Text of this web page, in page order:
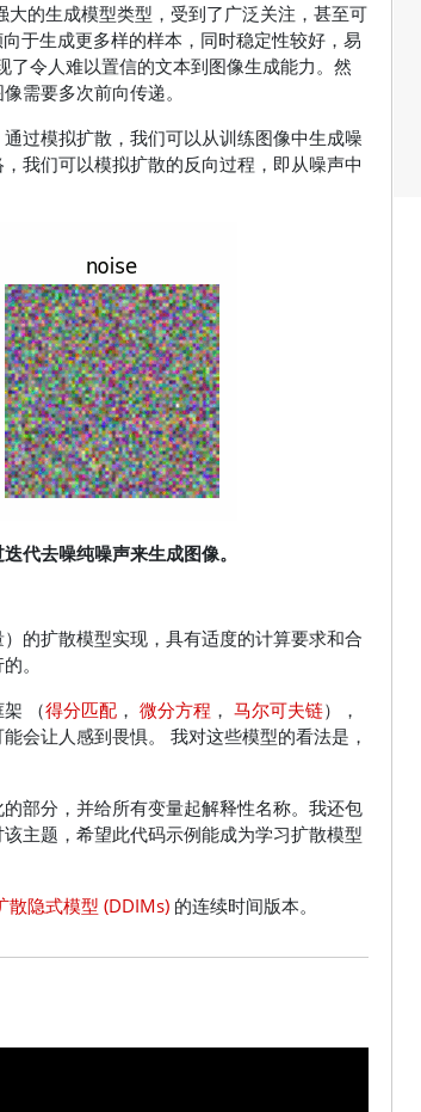
大的生成模型类型，受到了广泛关注，甚至可
于生成更多样的样本，同时稳定性较好，易
了令人难以置信的文本到图像生成能力。然
需要多次前向传递。
过模拟扩散，我们可以从训练图像中生成噪
我们可以模拟扩散的反向过程，即从噪声中
代去噪纯噪声来生成图像。
的扩散模型实现，具有适度的计算要求和合
。
（得分匹配， 微分方程 ， 马尔可夫链），
能会让人感到畏惧。 我对这些模型的看法是，
部分，并给所有变量起解释性名称。我还包
主题，希望此代码示例能成为学习扩散模型
散隐式模型 (DDIMs)的连续时间版本。